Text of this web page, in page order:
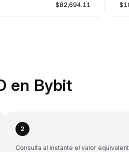
$82,694.11
en Bybit
2
Consulta al instante el valor